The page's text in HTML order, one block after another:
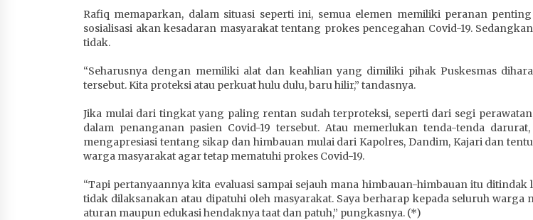
Rafiq memaparkan, dalam situasi seperti ini, semua elemen memiliki peranan
sosialisasi akan kesadaran masyarakat tentang prokes pencegahan Covid-19.
tidak.
“Seharusnya dengan memiliki alat dan keahlian yang dimiliki pihak Puskesmas
tersebut. Kita proteksi atau perkuat hulu dulu, baru hilir,” tandasnya.
Jika mulai dari tingkat yang paling rentan sudah terproteksi, seperti dari segi
dalam penanganan pasien Covid-19 tersebut. Atau memerlukan tenda-tenda
mengapresiasi tentang sikap dan himbauan mulai dari Kapolres, Dandim, Kajari dan
warga masyarakat agar tetap mematuhi prokes Covid-19.
“Tapi pertanyaannya kita evaluasi sampai sejauh mana himbauan-himbauan itu
tidak dilaksanakan atau dipatuhi oleh masyarakat. Saya berharap kepada seluruh
aturan maupun edukasi hendaknya taat dan patuh,” pungkasnya. (*)